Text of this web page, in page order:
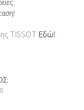
TISSOT Εδώ!